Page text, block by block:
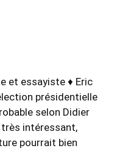
et essayiste ♦ Eric
présidentielle
selon Didier
intéressant,
pourrait bien